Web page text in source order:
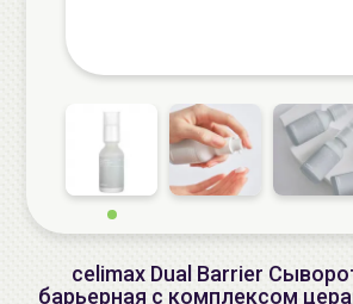
celimax Dual Barrier
барьерная с комплексом